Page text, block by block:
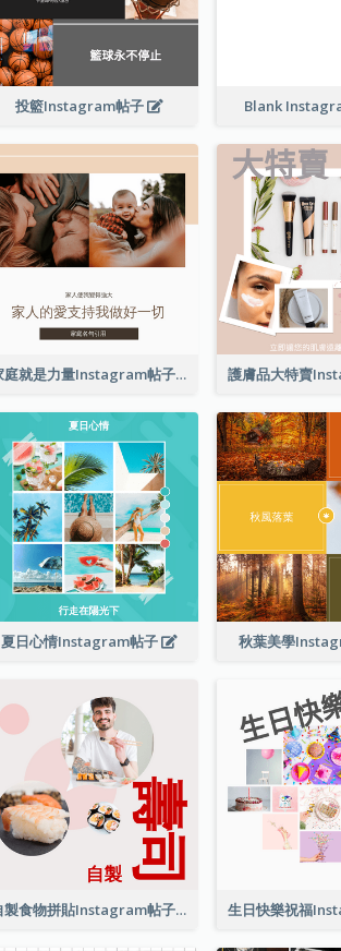
投籃Instagram帖子 Blank
家庭就是力量Instagram帖子
夏日心情Instagram帖子 秋葉美學
自製食物拼貼Instagram帖子